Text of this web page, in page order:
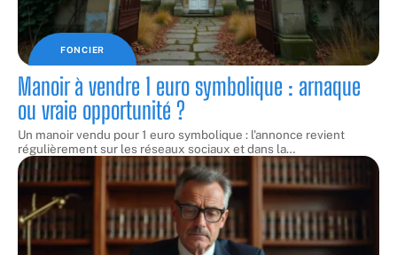
FONCIER
Manoir à vendre 1 euro symbolique : arnaque
ou vraie opportunité ?
Un manoir vendu pour 1 euro symbolique : l'annonce revient
régulièrement sur les réseaux sociaux et dans la…